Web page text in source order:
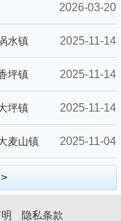
2026-03-20
水镇 2025-11-14
坪镇 2025-11-14
坪镇 2025-11-14
麦山镇 2025-11-04
隐私条款